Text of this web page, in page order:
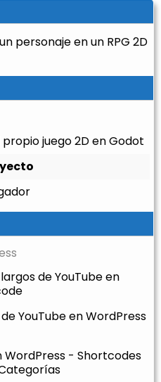
personaje en un RPG 2D
juego 2D en Godot
de YouTube en
YouTube en WordPress
WordPress - Shortcodes